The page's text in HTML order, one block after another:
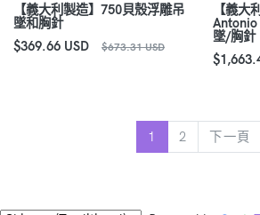
【義大利製造】750貝殼浮雕吊
墜和胸針
$369.66 USD
$673.31 USD
【義大
Antonio
墜/胸針
1 2 下一頁